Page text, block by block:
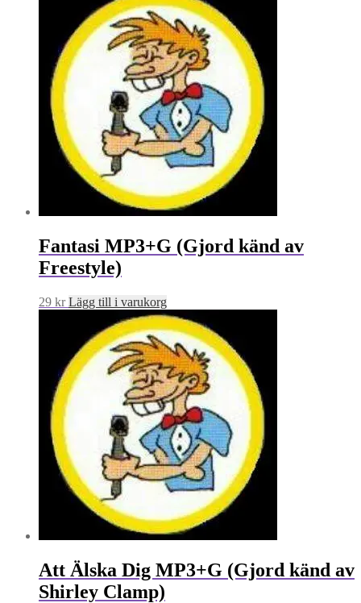
Fantasi MP3+G (Gjord känd av
Freestyle)
29 kr Lägg till i varukorg
Att Älska Dig MP3+G (Gjord känd av
Shirley Clamp)